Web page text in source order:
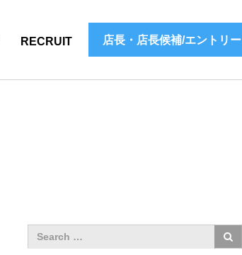
RECRUIT 店長・店長候補/エントリー